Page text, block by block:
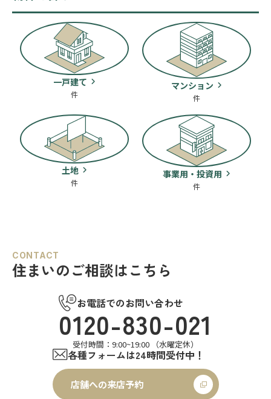
一戸建て
件
マンション
件
土地
件
事業用・投資用
件
CONTACT
住まいのご相談はこちら
お電話でのお問い合わせ
0120-830-021
受付時間：9:00~19:00 （水曜定休）
各種フォームは24時間受付中！
店舗への来店予約